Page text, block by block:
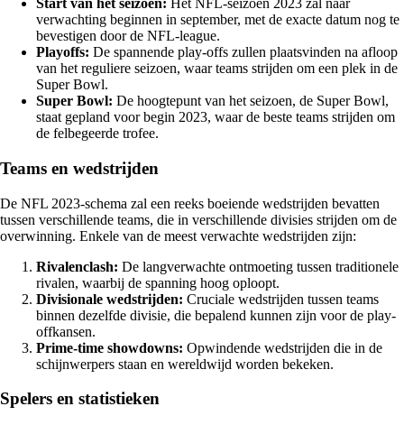
Start van het seizoen: Het NFL-seizoen 2023 zal naar
verwachting beginnen in september, met de exacte datum nog te
bevestigen door de NFL-league.
Playoffs: De spannende play-offs zullen plaatsvinden na afloop
van het reguliere seizoen, waar teams strijden om een plek in de
Super Bowl.
Super Bowl: De hoogtepunt van het seizoen, de Super Bowl,
staat gepland voor begin 2023, waar de beste teams strijden om
de felbegeerde trofee.
Teams en wedstrijden
De NFL 2023-schema zal een reeks boeiende wedstrijden bevatten
tussen verschillende teams, die in verschillende divisies strijden om de
overwinning. Enkele van de meest verwachte wedstrijden zijn:
Rivalenclash: De langverwachte ontmoeting tussen traditionele
rivalen, waarbij de spanning hoog oploopt.
Divisionale wedstrijden: Cruciale wedstrijden tussen teams
binnen dezelfde divisie, die bepalend kunnen zijn voor de play-
offkansen.
Prime-time showdowns: Opwindende wedstrijden die in de
schijnwerpers staan en wereldwijd worden bekeken.
Spelers en statistieken